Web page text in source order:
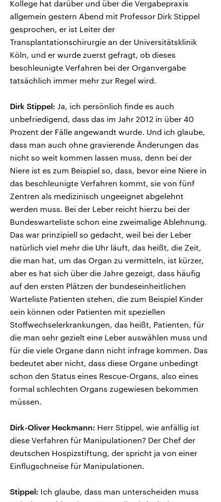
Kollege hat darüber und über die Vergabepraxis
allgemein gestern Abend mit Professor Dirk Stippel
gesprochen, er ist Leiter der
Transplantationschirurgie an der Universitätsklinik
Köln, und er wurde zuerst gefragt, ob dieses
beschleunigte Verfahren bei der Organvergabe
tatsächlich immer mehr zur Regel wird.
Dirk Stippel: Ja, ich persönlich finde es auch
unbefriedigend, dass das im Jahr 2012 in über 40
Prozent der Fälle angewandt wurde. Und ich glaube,
dass man auch ohne gravierende Änderungen das
nicht so weit kommen lassen muss, denn bei der
Niere ist es zum Beispiel so, dass, bevor eine Niere in
das beschleunigte Verfahren kommt, sie von fünf
Zentren als medizinisch ungeeignet abgelehnt
werden muss. Bei der Leber reicht hierzu bei der
Bundeswarteliste schon eine zweimalige Ablehnung.
Das war prinzipiell so gedacht, weil bei der Leber
natürlich viel mehr die Uhr läuft, das heißt, die Zeit,
die man hat, um das Organ zu vermitteln, ist kürzer,
aber es hat sich über die Jahre gezeigt, dass häufig
auf den ersten Plätzen der bundeseinheitlichen
Warteliste Patienten stehen, die zum Beispiel Kinder
sein können oder Patienten mit speziellen
Stoffwechselerkrankungen, das heißt, Patienten, für
die man sehr gezielt eine Leber auswählen muss und
für die viele Organe dann nicht infrage kommen. Das
bedeutet aber nicht, dass diese Organe unbedingt
schon den Status eines Rescue-Organs, also eines
formal schlechten Organs zugewiesen bekommen
müssen.
Dirk-Oliver Heckmann: Herr Stippel, wie anfällig ist
diese Verfahren für Manipulationen? Der Chef der
deutschen Hospizstiftung, der spricht ja von einer
Einflugschneise für Manipulationen.
Stippel: Ich glaube, dass man unterscheiden muss